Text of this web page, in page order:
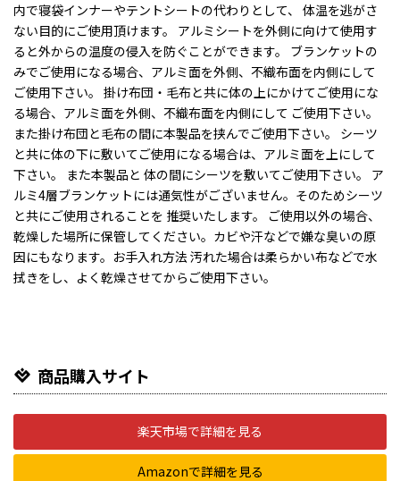
内で寝袋インナーやテントシートの代わりとして、 体温を逃がさ
ない目的にご使用頂けます。 アルミシートを外側に向けて使用す
ると外からの温度の侵入を防ぐことができます。 ブランケットの
みでご使用になる場合、アルミ面を外側、不織布面を内側にして
ご使用下さい。 掛け布団・毛布と共に体の上にかけてご使用にな
る場合、アルミ面を外側、不織布面を内側にして ご使用下さい。
また掛け布団と毛布の間に本製品を挟んでご使用下さい。 シーツ
と共に体の下に敷いてご使用になる場合は、アルミ面を上にして
下さい。 また本製品と 体の間にシーツを敷いてご使用下さい。 ア
ルミ4層ブランケットには通気性がございません。そのためシーツ
と共にご使用されることを 推奨いたします。 ご使用以外の場合、
乾燥した場所に保管してください。カビや汗などで嫌な臭いの原
因にもなります。お手入れ方法 汚れた場合は柔らかい布などで水
拭きをし、よく乾燥させてからご使用下さい。
商品購入サイト
楽天市場で詳細を見る
Amazonで詳細を見る